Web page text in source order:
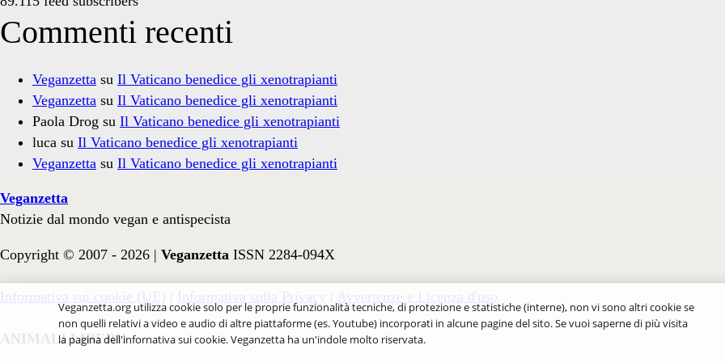
Commenti recenti
Veganzetta su Il Vaticano benedice gli xenotrapianti
Veganzetta su Il Vaticano benedice gli xenotrapianti
Paola Drog su Il Vaticano benedice gli xenotrapianti
luca su Il Vaticano benedice gli xenotrapianti
Veganzetta su Il Vaticano benedice gli xenotrapianti
Veganzetta
Notizie dal mondo vegan e antispecista
Copyright © 2007 - 2026 | Veganzetta ISSN 2284-094X
Informativa sui cookie (UE) Informativa sulla Privacy Avvertenze e Licenza d'uso
ANIMALI LIBERI!
Veganzetta.org utilizza cookie solo per le proprie funzionalità tecniche, di protezione e statistiche (interne), non vi sono altri cookie se
non quelli relativi a video e audio di altre piattaforme (es. Youtube) incorporati in alcune pagine del sito. Se vuoi saperne di più visita
la pagina dell'infornativa sui cookie. Veganzetta ha un'indole molto riservata.